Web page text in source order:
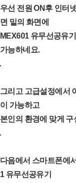
우선 전원 ON후 인터
면 밑의 화면에
MEX601 유무선공유
가능하네요.
그리고 고급설정에서
이 가능하고
본인의 환경에 맞게
다음에서 스마트폰에
1 유무선공유기